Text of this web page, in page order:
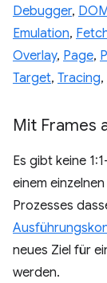
Debugger,
Emulation,
Overlay, Page,
Target, Tracing,
Mit Frames
Es gibt keine
einem
Prozesses
neues Ziel für
werden.